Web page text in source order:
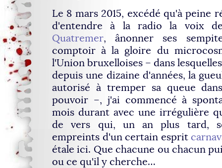
Le 8 mars 2015, excédé qu'à peine
d'entendre à la radio la voix
Quatremer, ânonner ses
comptoir à la gloire du
l'Union bruxelloises – dans
depuis une dizaine d'années, la
autorisé à tremper sa queue
pouvoir –, j'ai commencé à
mois durant avec une irrégulière
de vers qui, un an plus tard,
empreints d'un certain esprit
étale ici. Que chacune ou chacun
ou ce qu'il y cherche…